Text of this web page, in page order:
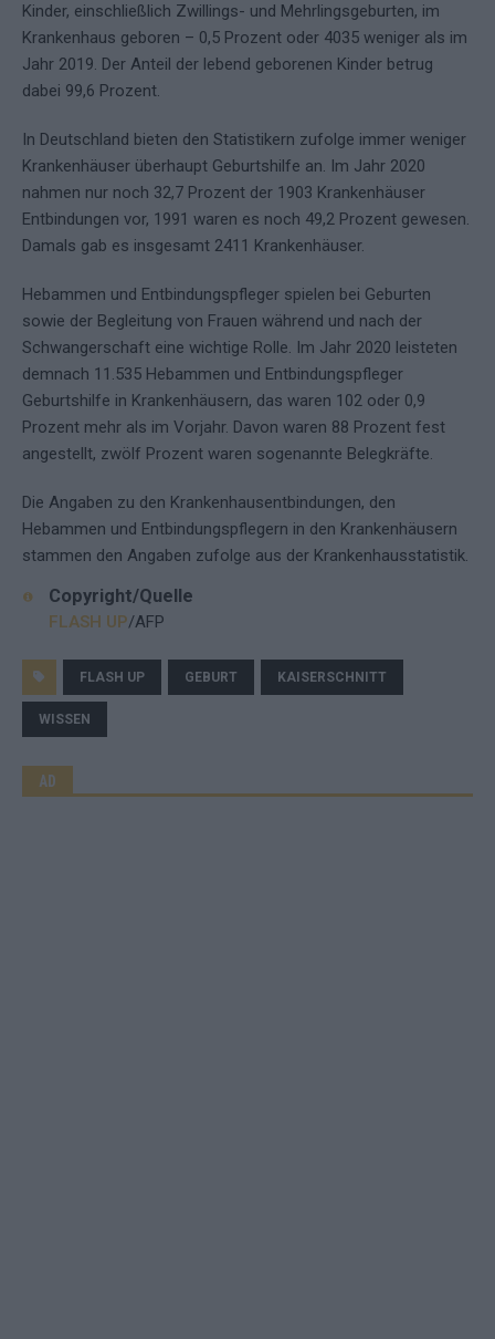
Kinder, einschließlich Zwillings- und Mehrlingsgeburten, im
Krankenhaus geboren – 0,5 Prozent oder 4035 weniger als im
Jahr 2019. Der Anteil der lebend geborenen Kinder betrug
dabei 99,6 Prozent.
In Deutschland bieten den Statistikern zufolge immer weniger
Krankenhäuser überhaupt Geburtshilfe an. Im Jahr 2020
nahmen nur noch 32,7 Prozent der 1903 Krankenhäuser
Entbindungen vor, 1991 waren es noch 49,2 Prozent gewesen.
Damals gab es insgesamt 2411 Krankenhäuser.
Hebammen und Entbindungspfleger spielen bei Geburten
sowie der Begleitung von Frauen während und nach der
Schwangerschaft eine wichtige Rolle. Im Jahr 2020 leisteten
demnach 11.535 Hebammen und Entbindungspfleger
Geburtshilfe in Krankenhäusern, das waren 102 oder 0,9
Prozent mehr als im Vorjahr. Davon waren 88 Prozent fest
angestellt, zwölf Prozent waren sogenannte Belegkräfte.
Die Angaben zu den Krankenhausentbindungen, den
Hebammen und Entbindungspflegern in den Krankenhäusern
stammen den Angaben zufolge aus der Krankenhausstatistik.
Copyright/Quelle
FLASH UP/AFP
FLASH UP GEBURT KAISERSCHNITT
WISSEN
AD